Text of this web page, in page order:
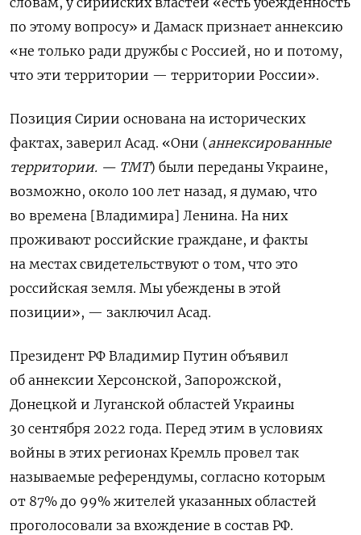
по этому вопросу» и Дамаск признает аннексию
«не только ради дружбы с Россией, но и потому,
что эти территории — территории России».
Позиция Сирии основана на исторических
фактах, заверил Асад. «Они (аннексированные
территории. — ТМТ) были переданы Украине,
возможно, около 100 лет назад, я думаю, что
во времена [Владимира] Ленина. На них
проживают российские граждане, и факты
на местах свидетельствуют о том, что это
российская земля. Мы убеждены в этой
позиции», — заключил Асад.
Президент РФ Владимир Путин объявил
об аннексии Херсонской, Запорожской,
Донецкой и Луганской областей Украины
30 сентября 2022 года. Перед этим в условиях
войны в этих регионах Кремль провел так
называемые референдумы, согласно которым
от 87% до 99% жителей указанных областей
проголосовали за вхождение в состав РФ.